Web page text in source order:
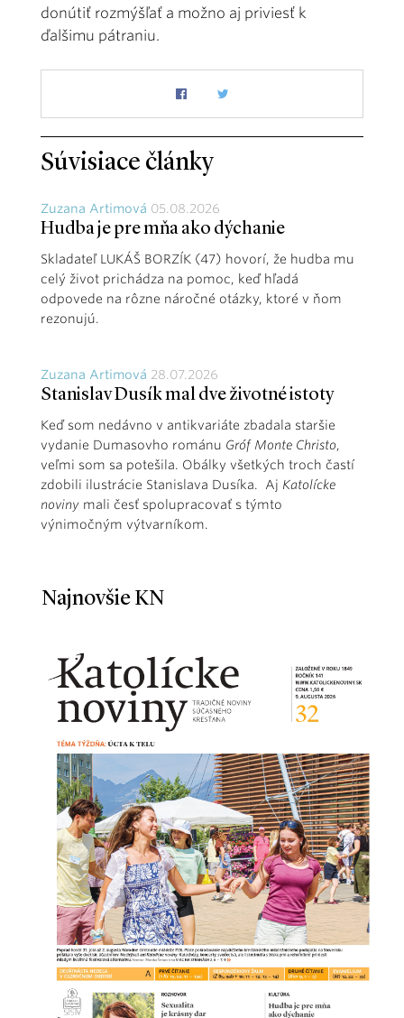
donútiť rozmýšľať a možno aj priviesť k
ďalšimu pátraniu.
Súvisiace články
Zuzana Artimová 05.08.2026
Hudba je pre mňa ako dýchanie
Skladateľ LUKÁŠ BORZÍK (47) hovorí, že hudba mu
celý život prichádza na pomoc, keď hľadá
odpovede na rôzne náročné otázky, ktoré v ňom
rezonujú.
Zuzana Artimová 28.07.2026
Stanislav Dusík mal dve životné istoty
Keď som nedávno v antikvariáte zbadala staršie
vydanie Dumasovho románu Gróf Monte Christo,
veľmi som sa potešila. Obálky všetkých troch častí
zdobili ilustrácie Stanislava Dusíka. Aj Katolícke
noviny mali česť spolupracovať s týmto
výnimočným výtvarníkom.
Najnovšie KN